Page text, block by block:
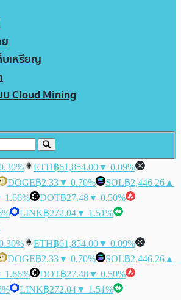
บเหรียญ
Cloud Mining
ETH฿61,854.00▼ 0.09%
DOGE฿2.33▼ 0.70% SOL฿2,446.26 ▲
1.66% DOT฿27.48▼ 0.50%
LINK฿272.04▼ 1.51%
ETH฿61,854.00▼ 0.09%
DOGE฿2.33▼ 0.70% SOL฿2,446.26 ▲
1.66% DOT฿27.48▼ 0.50%
LINK฿272.04▼ 1.51%